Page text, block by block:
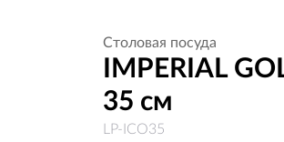
Столовая посуда
IMPERIAL
35 см
LP-ICO35